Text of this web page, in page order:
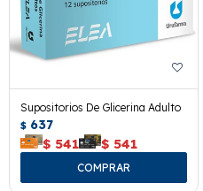
Supositorios De Glicerina Adulto
$ 637
$ 541 $ 541